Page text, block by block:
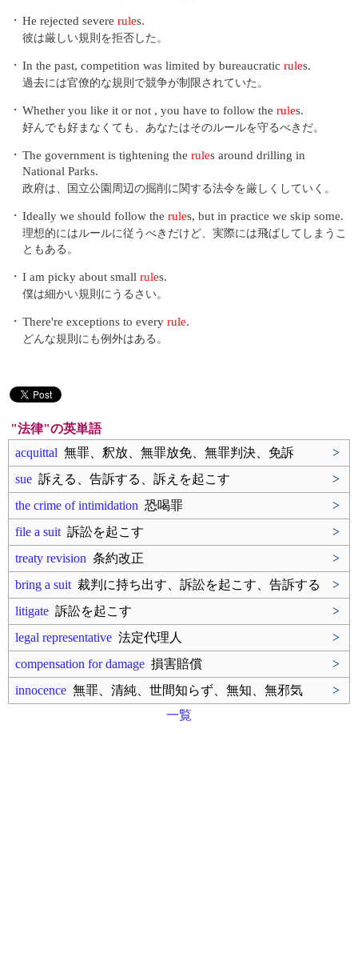
・ He rejected severe rules.
彼は厳しい規則を拒否した。
・ In the past, competition was limited by bureaucratic rules.
過去には官僚的な規則で競争が制限されていた。
・ Whether you like it or not , you have to follow the rules.
好んでも好まなくても、あなたはそのルールを守るべきだ。
・ The government is tightening the rules around drilling in
National Parks.
政府は、国立公園周辺の掘削に関する法令を厳しくしていく。
・ Ideally we should follow the rules, but in practice we skip some.
理想的にはルールに従うべきだけど、実際には飛ばしてしまうこ
ともある。
・ I am picky about small rules.
僕は細かい規則にうるさい。
・ There're exceptions to every rule.
どんな規則にも例外はある。
"法律"の英単語
acquittal 無罪、釈放、無罪放免、無罪判決、免訴
>
sue 訴える、告訴する、訴えを起こす
>
the crime of intimidation 恐喝罪
>
file a suit 訴訟を起こす
>
treaty revision 条約改正
>
bring a suit 裁判に持ち出す、訴訟を起こす、告訴する
>
litigate 訴訟を起こす
>
legal representative 法定代理人
>
compensation for damage 損害賠償
>
innocence 無罪、清純、世間知らず、無知、無邪気
>
一覧